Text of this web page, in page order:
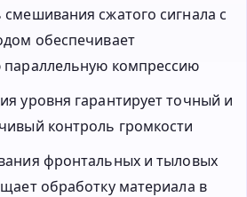
сжатого сигнала с
обеспечивает
компрессию
уровня гарантирует точный и
контроль громкости
фронтальных и тыловых
обработку материала в